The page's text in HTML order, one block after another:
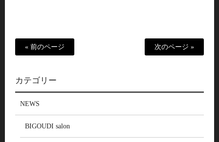
« 前のページ 次のページ »
カテゴリー
NEWS
BIGOUDI salon